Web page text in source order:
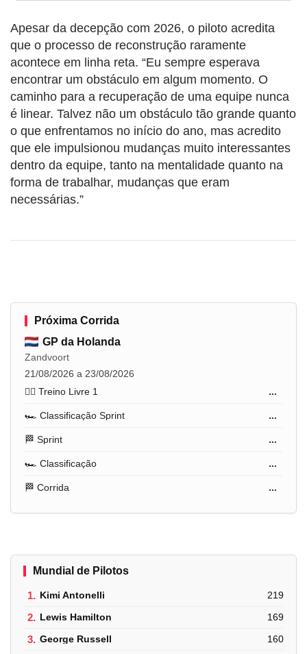
Apesar da decepção com 2026, o piloto acredita
que o processo de reconstrução raramente
acontece em linha reta. “Eu sempre esperava
encontrar um obstáculo em algum momento. O
caminho para a recuperação de uma equipe nunca
é linear. Talvez não um obstáculo tão grande quanto
o que enfrentamos no início do ano, mas acredito
que ele impulsionou mudanças muito interessantes
dentro da equipe, tanto na mentalidade quanto na
forma de trabalhar, mudanças que eram
necessárias.”
Próxima Corrida
GP da Holanda
Zandvoort
21/08/2026 a 23/08/2026
🏋️‍♂️ Treino Livre 1
...
🏎️ Classificação Sprint ...
🏁 Sprint ...
🏎️ Classificação ...
🏁 Corrida ...
Mundial de Pilotos
1. Kimi Antonelli 219
2. Lewis Hamilton 169
3. George Russell 160